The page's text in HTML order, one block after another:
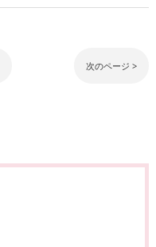
次のページ >